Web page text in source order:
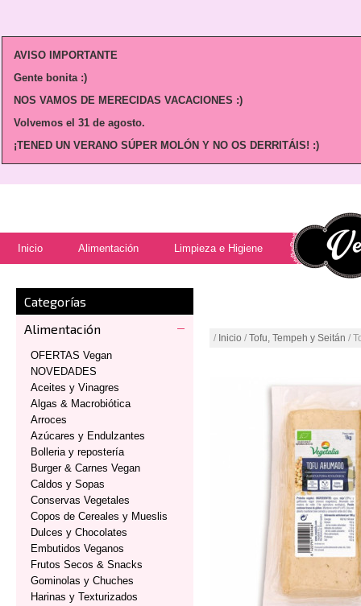
AVISO IMPORTANTE
Gente bonita :)
NOS VAMOS DE MERECIDAS VACACIONES :)
Volvemos el 31 de agosto.
¡TENED UN VERANO SÚPER MOLÓN Y NO OS DERRITÁIS! :)
Inicio Alimentación Limpieza e Higiene
Categorías
Alimentación
OFERTAS Vegan
NOVEDADES
Aceites y Vinagres
Algas & Macrobiótica
Arroces
Azúcares y Endulzantes
Bolleria y repostería
Burger & Carnes Vegan
Caldos y Sopas
Conservas Vegetales
Copos de Cereales y Mueslis
Dulces y Chocolates
Embutidos Veganos
Frutos Secos & Snacks
Gominolas y Chuches
Harinas y Texturizados
/ Inicio / Tofu, Tempeh y Seitán /